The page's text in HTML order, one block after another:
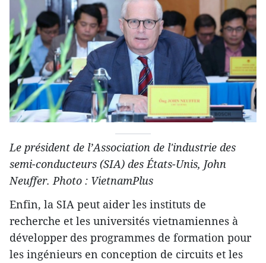
Le président de l’Association de l'industrie des
semi-conducteurs (SIA) des États-Unis, John
Neuffer. Photo : VietnamPlus
Enfin, la SIA peut aider les instituts de
recherche et les universités vietnamiennes à
développer des programmes de formation pour
les ingénieurs en conception de circuits et les